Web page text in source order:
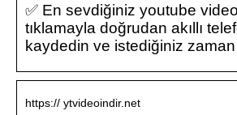
✅ En sevdiğiniz youtube
tıklamayla doğrudan akıllı
kaydedin ve istediğiniz
https:// ytvideoindir.net